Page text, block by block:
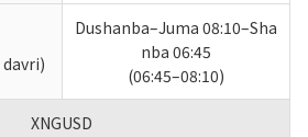
Dushanba–Juma 08:10–Sha
nba 06:45
(06:45–08:10)
XNGUSD